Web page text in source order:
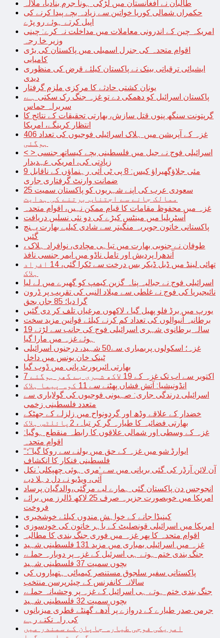
طالبان نے افغانستان میں لڑکی ہونا جرم بنادیا، ملالہ
حکمراں شمالی کوریا خواتین سے زیادہ بچے پیدا کرنے کی
اپیل کرتے ہوئے رو پڑے
امریکہ چین کے اندرونی معاملات میں مداخلت نہ کرے: چینی
وزیر خا رجہ
اقوام متحدہ کی جنرل اسمبلی میں پاکستان کی بڑی
کامیابی
ایشیائی ترقیاتی بینک نے پاکستان کیلئے قرض کی منظوری
دیدی
یونان کشتی حادثے کا مرکزی ملزم گرفتار
پاکستان اسرائیل کو دھمکی دے تو غزہ جنگ رک سکتی ہے،
سربراہ حماس
گرپتونت سنگھ پنوں قتل سازش، بھارتی تحقیقات کے نتائج کا
انتظار کرینگے، امریکا
غزہ کے آپریشن میں ہلاک اسرائیلی فوجیوں کی تعداد 406
ہوگئی
< > اسرائیلی فوج نے جیل میں فلسطینی بچے کیساتھ جنسی
زیادتی کی، امریکی عہدیدار
9 مئی جلاؤگھیراؤ کیس: 8 پی ٹی آئی رہنماؤں کے ناقابل
ضمانت وارنٹ گرفتاری جاری
سعودی عرب کی اپنے شہریوں کو پاکستان سمیت 25
ممالک جانے سے اجتناب برتنے کی ہدایت
غزہ میں محفوظ مقامات کا قیام ممکن نہیں، اقوام متحدہ
آسٹریلیا میں مینٹس کیڑے کی دو نئی نسلیں دریافت
پاکستانی خاتون جویریہ منگیتر سے شادی کیلیے بھارت پہنچ
گئیں
طوفان نے جنوبی بھارت میں تباہی مچادی، نوافراد ہلاک ،
آندھرا پردیش اور تامل ناڈو میں ایمر جنسی نافذ
تھائی لینڈ میں ڈبل ڈیکر بس درخت سے ٹکرا گئی، 14 افراد
ہلاک
اسرائیلی فوج نے جبالیہ پناہ گزین کیمپ کو گھیرے میں لے لیا
نائیجیریا کی فوج نے غلطی سے میلاد النبی کی تقریب پر ڈرون
گرا دیا؛ 85 جاں بحق
یورپ میں برڈ فلو پھیل گیا ، لاکھوں مرغیاں تلف کر دی گئیں
برطانیہ آنیوالوں کی تعداد کم کرنے کیلئے قوانین مزید سخت
19 سالہ برطانوی شہری اسرائیلی فوج کی جانب سے لڑتے
ہوئے غزہ میں مارا گیا
غزہ؛ اسکولوں پربمباری سے50 شہید، درجنوں اسرائیلی
ٹینک خان یونس میں داخل
بھارتی ائیرپورٹ پانی میں ڈوب گیا
7 اکتوبر سے اب تک غزہ کے 19 لاکھ شہری بے گھر ہوگئے
انڈونیشیا: آتش فشاں پھٹنے سے 11 کوہ پیما ہلاک
اسرائیلی درندگی جاری: صہیونی فوجیوں کی گولاباری سے
متعدد فلسطینی زخمی
خضدار کے علاقے وڈھ اور گردونواح میں زلزلے کے جھٹکے
بھارتی فضائیہ کا طیارہ گر کر تباہ، 2پائلٹس ہلاک
غزہ کے وسطی اور شمالی علاقوں کا رابطہ منقطع ہوگیا:
اقوام متحدہ
“ایوارڈ شو میں غزہ کے حق میں بولنے سے روکا گیا”؛
فلسطینی فنکار کا انکشاف
آن لائن آرڈر کی گئی بریانی میں سے ‘مری ہوئی چھپکلی’ نکل
آئی، ویڈیو نے دل دہلا دیے
انجوجس دن پاکستان گئی ہمارے لیے مرگئی،والدگیان پرساد
امریکا میں خوبصورت جزیرہ صرف 25 لاکھ ڈالرز میں برائے
فروخت
کینیڈا جانے کے خواہش مندوں کیلئے خوشخبری
امریکا میں اسرائیلی قونصلیٹ کے باہر خاتون کی خودسوزی
اقوام متحدہ کا پھر غزہ میں فوری جنگ بندی کا مطالبہ
غزہ میں اسرائیلی بمباری میں مزید 131 فلسطینی شہید
جنگ بندی ختم ہوتے ہی اسرئیل کے غزہ پر دوبارہ حملے،
بچوں سمیت 37 فلسطینی شہید
پاکستانی سفیر سلجوق مستنصر کیمیائی ہتھیاروں کی
سالانہ کانفرنس کے چیئرپرسن منتخب
جنگ بندی ختم ہوتے ہی اسرائیل کے غزہ پر وحشیانہ حملے،
بچوں سمیت 32 فلسطینی شہید
جرمن صدر طیارے کے دروازے پر آدھے گھنٹے قطری میزبانوں
کی راہ تکتے رہے
امریکی فوجی طیارہ جاپان کے سمندر میں